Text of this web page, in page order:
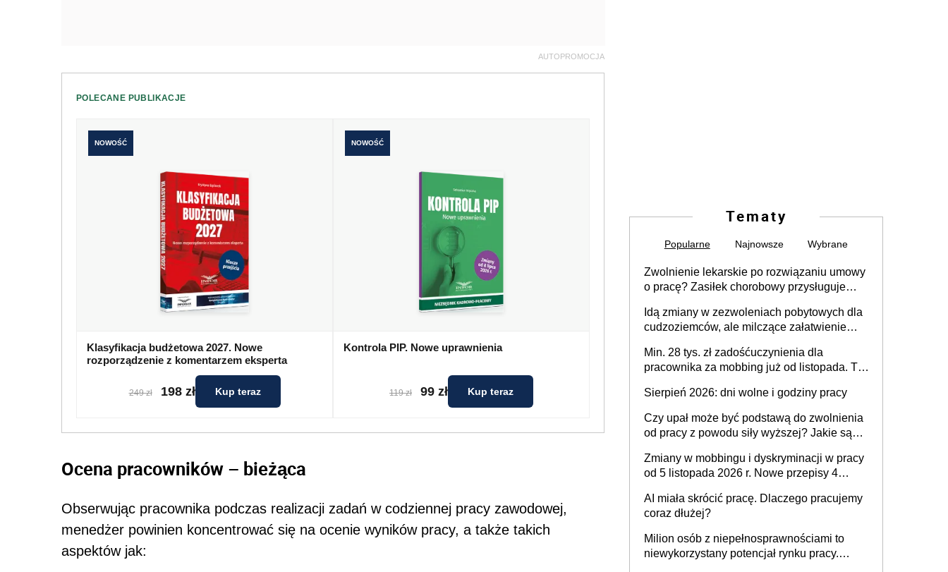
AUTOPROMOCJA
POLECANE PUBLIKACJE
NOWOŚĆ
Klasyfikacja budżetowa 2027. Nowe
rozporządzenie z komentarzem eksperta
249 zł 198 zł Kup teraz
NOWOŚĆ
Kontrola PIP. Nowe uprawnienia
119 zł 99 zł Kup teraz
Ocena pracowników – bieżąca
Obserwując pracownika podczas realizacji zadań w codziennej pracy zawodowej,
menedżer powinien koncentrować się na ocenie wyników pracy, a także takich
aspektów jak:
Tematy
Popularne Najnowsze Wybrane
Zwolnienie lekarskie po rozwiązaniu umowy
o pracę? Zasiłek chorobowy przysługuje
dni od ustania stosunku pracy
Idą zmiany w zezwoleniach pobytowych dla
cudzoziemców, ale milczące załatwienie
Min. 28 tys. zł zadośćuczynienia dla
pracownika za mobbing już od listopada. To
zespołu
Sierpień 2026: dni wolne i godziny pracy
Czy upał może być podstawą do zwolnienia
od pracy z powodu siły wyższej? Jakie są
Zmiany w mobbingu i dyskryminacji w pracy
od 5 listopada 2026 r. Nowe przepisy 4
Ustaw
AI miała skrócić pracę. Dlaczego pracujemy
coraz dłużej?
Milion osób z niepełnosprawnościami to
niewykorzystany potencjał rynku pracy.